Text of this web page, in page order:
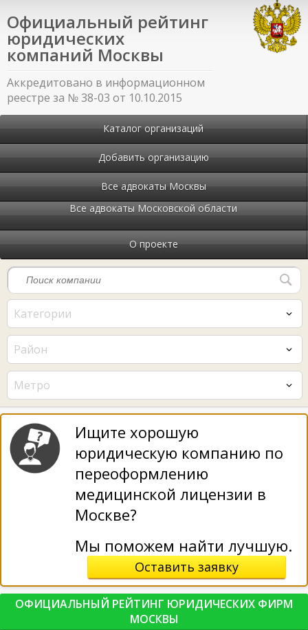
Официальный рейтинг
юридических
компаний Москвы
Аккредитовано в информационном
реестре за № 38-03 от 10.10.2015
Каталог организаций
Добавить организацию
Все адвокаты Москвы
Все адвокаты Московской области
О проекте
Категории
Район
Метро
Ищите хорошую
юридическую компанию по
переоформлению
медицинской лицензии в
Москве?
Мы поможем найти лучшую.
Оставить заявку
ОФИЦИАЛЬНЫЙ РЕЙТИНГ ЮРИДИЧЕСКИХ ФИРМ
МОСКВЫ